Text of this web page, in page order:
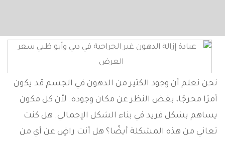
نحن نعلم أن وجود الكثير من الدهون في الجسم قد يكون
أمرًا محرجًا، بغض النظر عن مكان وجوده. لأن كل مكون
يساهم بشكل فريد في بناء الشكل الإجمالي. هل كنت
تعاني من هذه المشكلة أيضًا؟ هل أنت راضٍ عن أي من